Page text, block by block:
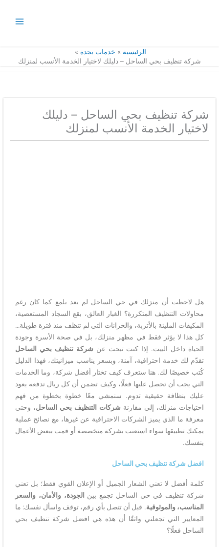
الرئيسية
خدمات بجدة
شركة تنظيف بحي الساحل – دليلك لاختيار الخدمة الأنسب لمنزلك
شركة تنظيف بحي الساحل – دليلك
لاختيار الخدمة الأنسب لمنزلك
هل لاحظت أن منزلك في حي الساحل لم يعد يلمع كما كان رغم
محاولات التنظيف المتكررة؟ الغبار العالق، بقع السجاد المستعصية،
المكيفات المليئة بالأتربة، والخزانات التي لم تنظف منذ فترة طويلة…
كل هذا لا يؤثر فقط في مظهر منزلك، بل في صحة الأسرة وجودة
الحياة داخل البيت. إذا كنت تبحث عن شركة تنظيف بحي الساحل
تقدّم لك خدمة احترافية، آمنة، وبسعر يناسب ميزانيتك، فهذا الدليل
كُتب خصيصًا لك. هنا ستعرف كيف تختار أفضل شركة، وما الخدمات
التي يجب أن تحصل عليها فعلًا، وكيف تضمن أن كل ريال تدفعه يعود
عليك بنظافة حقيقية تدوم. سنمشي معًا خطوة بخطوة من فهم
احتياجات منزلك، إلى مقارنة شركات التنظيف بحي الساحل، وحتى
معرفة ما الذي يميز الشركات الاحترافية عن غيرها، مع نصائح عملية
يمكنك تطبيقها سواء استعنت بشركة متخصصة أو قمت ببعض الأعمال
بنفسك.
افضل شركة تنظيف بحي الساحل
كلمة أفضل لا تعني الشعار الجميل أو الإعلان القوي فقط؛ بل تعني
شركة تنظيف في حي الساحل تجمع بين
الجودة، والأمان، والسعر
المناسب، والموثوقية. قبل أن تتصل بأي رقم، توقف واسأل نفسك: ما
المعايير التي تجعلني واثقًا أن هذه هي افضل شركة تنظيف بحي
الساحل فعلًا؟